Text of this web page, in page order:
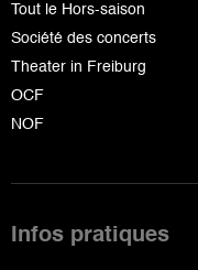
Tout le Hors-saison
Société des concerts
Theater in Freiburg
OCF
NOF
Infos pratiques